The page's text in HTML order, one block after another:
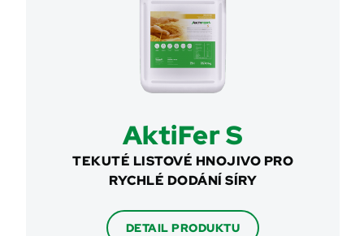
AktiFer S
TEKUTÉ LISTOVÉ HNOJIVO PRO
RYCHLÉ DODÁNÍ SÍRY
DETAIL PRODUKTU